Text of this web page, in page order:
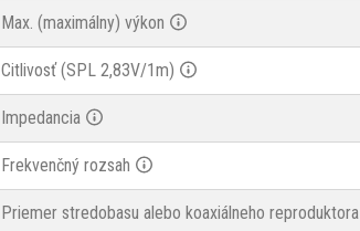
Max. (maximálny) výkon
Citlivosť (SPL 2,83V/1m)
Impedancia
Frekvenčný rozsah
Priemer stredobasu alebo koaxiálneho reproduktora